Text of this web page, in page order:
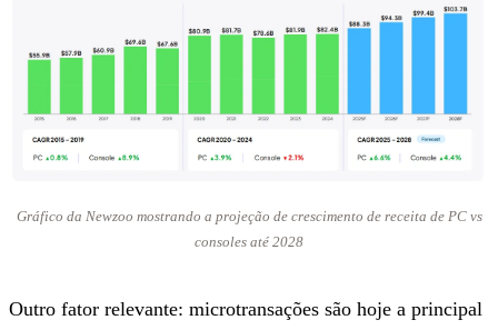
Gráfico da Newzoo mostrando a projeção de crescimento de receita de PC vs
consoles até 2028
Outro fator relevante: microtransações são hoje a principal